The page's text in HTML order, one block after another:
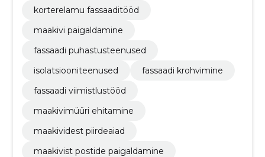
korterelamu fassaaditööd
maakivi paigaldamine
fassaadi puhastusteenused
isolatsiooniteenused
fassaadi krohvimine
fassaadi viimistlustööd
maakivimüüri ehitamine
maakividest piirdeaiad
maakivist postide paigaldamine